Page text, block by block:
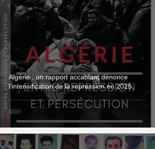
Algérie : un rapport accablant dénonce
l’intensification de la répression en 2025
Droits Humains